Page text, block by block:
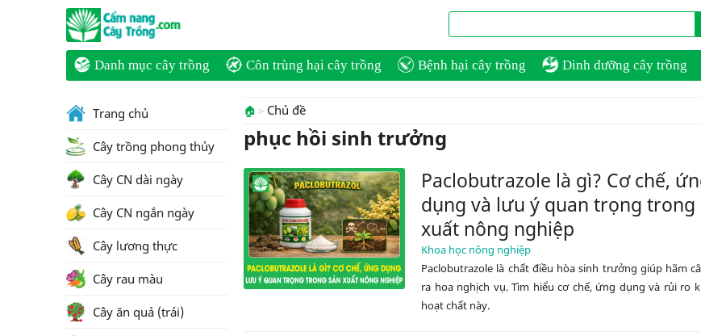
Danh mục cây trồng Côn trùng hại cây trồng Bệnh hại cây trồng Dinh dưỡng cây trồng
🏠 Chủ đề
phục hồi sinh trưởng
Paclobutrazole là gì? Cơ chế,
dụng và lưu ý quan trọng trong
xuất nông nghiệp
Khoa học nông nghiệp
Paclobutrazole là chất điều hòa sinh trưởng giúp hãm
ra hoa nghịch vụ. Tìm hiểu cơ chế, ứng dụng và rủi ro
hoạt chất này.
Trang chủ
Cây trồng phong thủy
Cây CN dài ngày
Cây CN ngắn ngày
Cây lương thực
Cây rau màu
Cây ăn quả (trái)